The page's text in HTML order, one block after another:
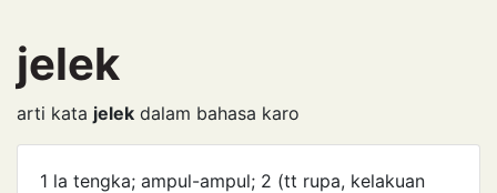
jelek
arti kata jelek dalam bahasa karo
1 la tengka; ampul-ampul; 2 (tt rupa, kelakuan